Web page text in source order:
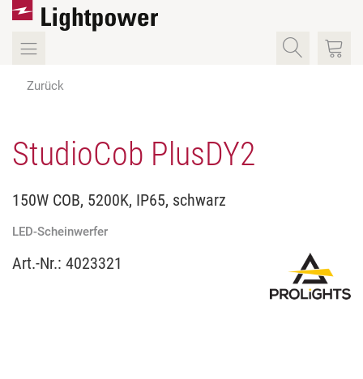
Zurück
StudioCob PlusDY2
150W COB, 5200K, IP65, schwarz
LED-Scheinwerfer
Art.-Nr.: 4023321